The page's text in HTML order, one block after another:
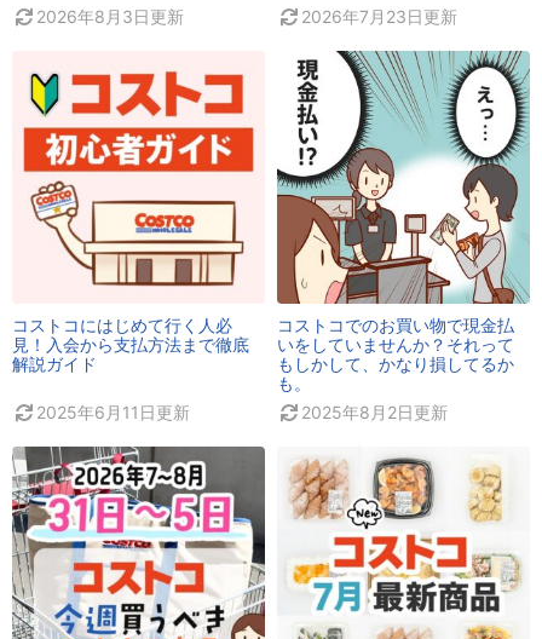
2026年8月3日更新 2026年7月23日更新
コストコにはじめて行く人必
見！入会から支払方法まで徹底
解説ガイド
2025年6月11日更新
コストコでのお買い物で現金払
いをしていませんか？それって
もしかして、かなり損してるか
も。
2025年8月2日更新